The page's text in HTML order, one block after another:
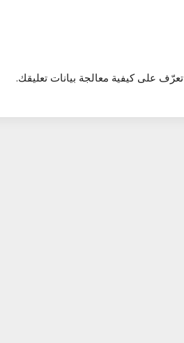
تعرّف على كيفية معالجة بيانات تعليقك.